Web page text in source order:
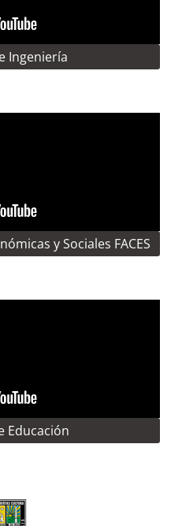
Ingeniería
y Sociales FACES
Educación